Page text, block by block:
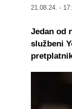
21.08.24. -
Jedan od
službeni